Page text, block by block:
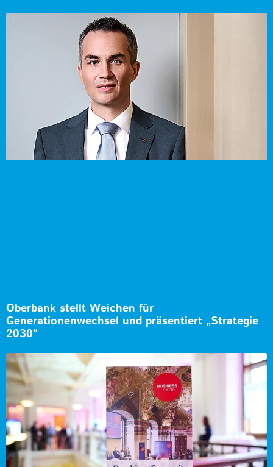
Oberbank stellt Weichen für
Generationenwechsel und präsentiert „Strategie
2030“